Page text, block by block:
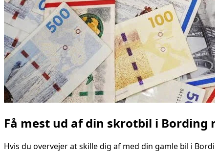
Få mest ud af din skrotbil i Bording
Hvis du overvejer at skille dig af med din gamle bil i